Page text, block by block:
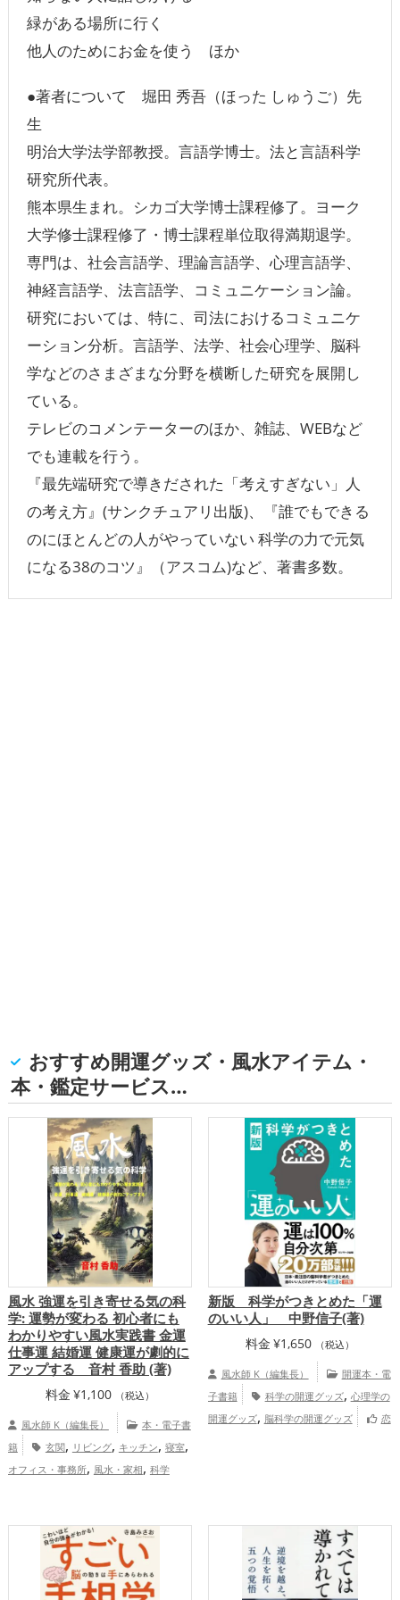
緑がある場所に行く
他人のためにお金を使う ほか
●著者について 堀田 秀吾（ほった しゅうご）先
生
明治大学法学部教授。言語学博士。法と言語科学
研究所代表。
熊本県生まれ。シカゴ大学博士課程修了。ヨーク
大学修士課程修了・博士課程単位取得満期退学。
専門は、社会言語学、理論言語学、心理言語学、
神経言語学、法言語学、コミュニケーション論。
研究においては、特に、司法におけるコミュニケ
ーション分析。言語学、法学、社会心理学、脳科
学などのさまざまな分野を横断した研究を展開し
ている。
テレビのコメンテーターのほか、雑誌、WEBなど
でも連載を行う。
『最先端研究で導きだされた「考えすぎない」人
の考え方』(サンクチュアリ出版)、『誰でもできる
のにほとんどの人がやっていない 科学の力で元気
になる38のコツ』（アスコム)など、著書多数。
おすすめ開運グッズ・風水アイテム・
本・鑑定サービス…
風水 強運を引き寄せる気の科
学: 運勢が変わる 初心者にも
わかりやすい風水実践書 金運
仕事運 結婚運 健康運が劇的に
アップする 音村 香助 (著)
料金 ¥1,100 （税込）
風水師 K（編集長）
本・電子書
籍
玄関, リビング, キッチン, 寝室,
オフィス・事務所, 風水・家相, 科学
庭運・家族運アップ
総合運・全体運アッ
新版 科学がつきとめた「運
のいい人」 中野信子(著)
料金 ¥1,650 （税込）
風水師 K（編集長）
開運本・電
子書籍
科学の開運グッズ, 心理学の
開運グッズ, 脳科学の開運グッズ
恋